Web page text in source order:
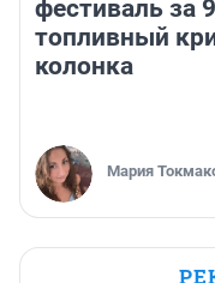
фестиваль за
топливный
колонка
Мария